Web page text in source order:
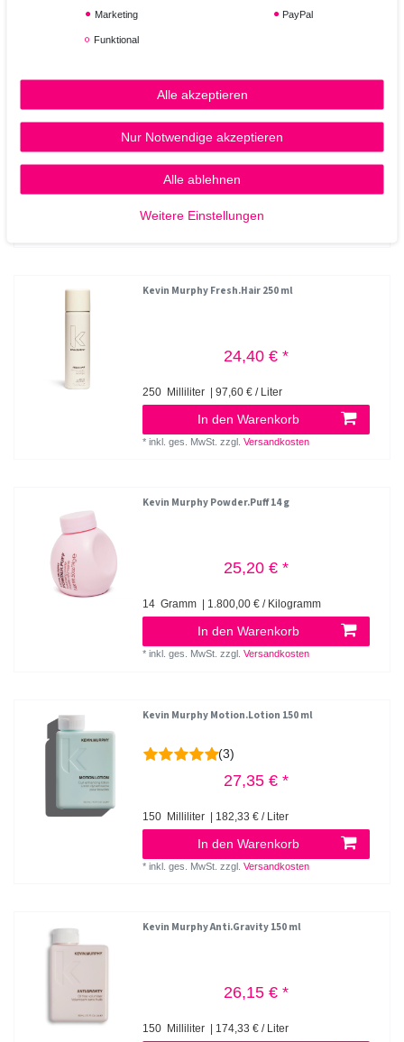
Versandkosten
Kevin Murphy Full.Again 150 ml
26,95 € *
Milliliter | 179,67 € / Liter
Kevin Murphy Fresh.Hair 250 ml
24,40 € *
250 Milliliter | 97,60 € / Liter
In den Warenkorb
*inkl. ges. MwSt. zzgl.Versandkosten
Kevin Murphy Powder.Puff 14 g
25,20 € *
14 Gramm | 1.800,00 € / Kilogramm
In den Warenkorb
*inkl. ges. MwSt. zzgl.Versandkosten
Kevin Murphy Motion.Lotion 150 ml
(3)
27,35 € *
150 Milliliter | 182,33 € / Liter
In den Warenkorb
*inkl. ges. MwSt. zzgl.Versandkosten
Kevin Murphy Anti.Gravity 150 ml
26,15 € *
150 Milliliter | 174,33 € / Liter
Marketing PayPal
Funktional
Alle akzeptieren
Nur Notwendige akzeptieren
Alle ablehnen
Weitere Einstellungen